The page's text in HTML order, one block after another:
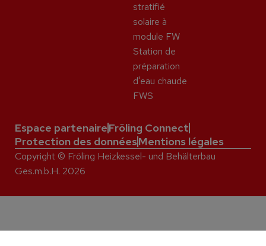
stratifié
solaire à
module FW
Station de
préparation
d'eau chaude
FWS
Espace partenaireFröling Connect
Protection des donnéesMentions légales
Copyright © Fröling Heizkessel- und Behälterbau
Ges.m.b.H. 2026